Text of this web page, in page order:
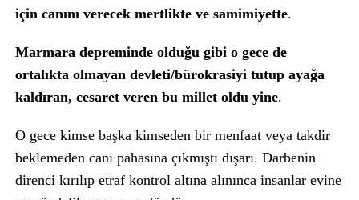
için canını verecek mertlikte ve samimiyette.
Marmara depreminde olduğu gibi o gece de
ortalıkta olmayan devleti/bürokrasiyi tutup ayağa
kaldıran, cesaret veren bu millet oldu yine.
O gece kimse başka kimseden bir menfaat veya takdir
beklemeden canı pahasına çıkmıştı dışarı. Darbenin
direnci kırılıp etraf kontrol altına alınınca insanlar evine